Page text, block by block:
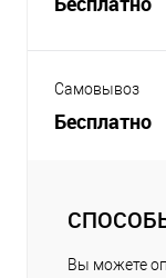
Самовывоз
Бесплатно
Вы можете